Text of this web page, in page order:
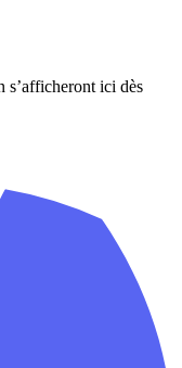
s’afficheront ici dès